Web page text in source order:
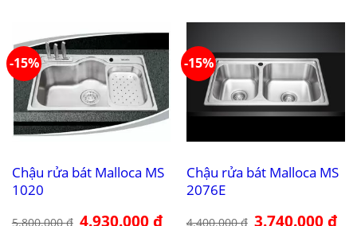
10.846.000 ₫.
-15%
Chậu rửa bát Malloca MS
1020
5.800.000₫ Giá
4.930.000₫Giá
-15%
Chậu rửa bát Malloca MS
2076E
4.400.000₫ Giá
3.740.000₫Giá